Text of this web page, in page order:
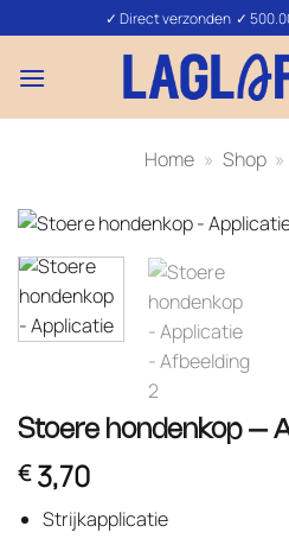
naar
inhoud
✓ Direct verzonden ✓
Home » Shop »
Stoere hondenkop –
€3,70
Strijkapplicatie